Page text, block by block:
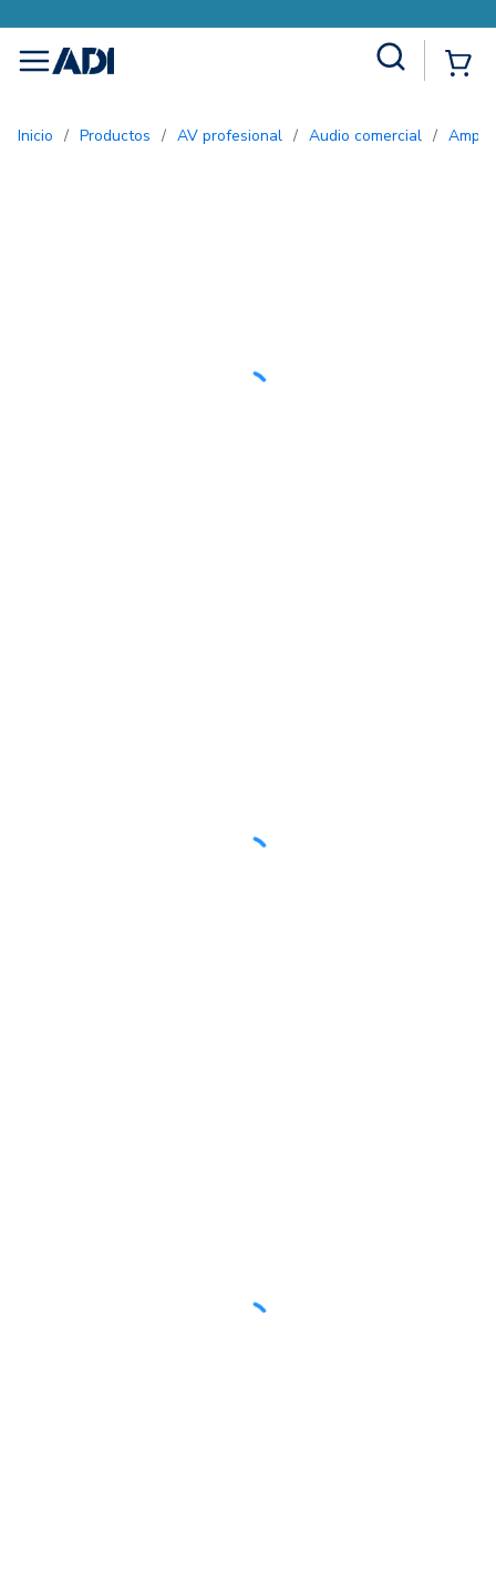
menu
Inicio / Productos / AV profesional / Audio comercial /